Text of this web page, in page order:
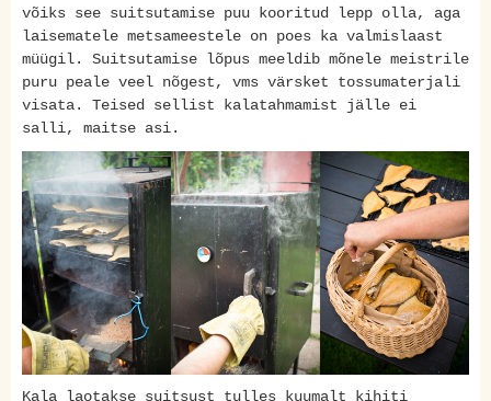
võiks see suitsutamise puu kooritud lepp olla, aga
laisematele metsameestele on poes ka valmislaast
müügil. Suitsutamise lõpus meeldib mõnele meistrile
puru peale veel nõgest, vms värsket tossumaterjali
visata. Teised sellist kalatahmamist jälle ei
salli, maitse asi.
Kala laotakse suitsust tulles kuumalt kihiti